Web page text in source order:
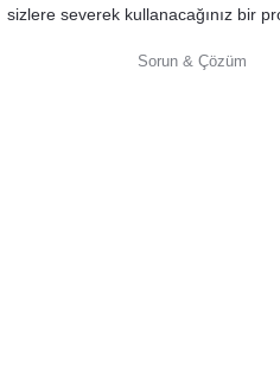
sizlere severek kullanacağınız bir
Sorun & Çözüm